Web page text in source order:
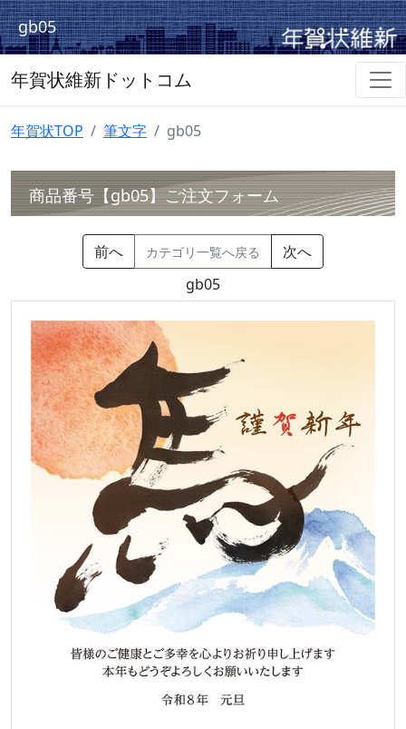
gb05
年賀状維新ドットコム
年賀状TOP 筆文字 gb05
商品番号【gb05】ご注文フォーム
前へ カテゴリ一覧へ戻る
次へ
gb05